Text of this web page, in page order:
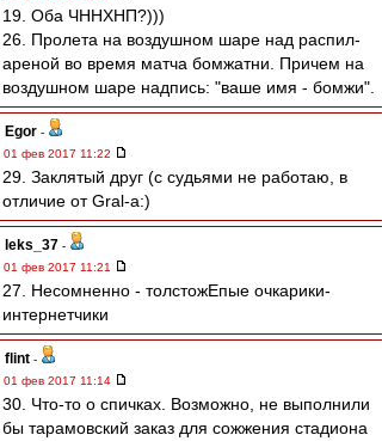
19. Оба ЧННХНП?)))
26. Пролета на воздушном шаре над распил-
ареной во время матча бомжатни. Причем на
воздушном шаре надпись: "ваше имя - бомжи".
Egor -
01 фев 2017 11:22
29. Заклятый друг (с судьями не работаю, в
отличие от Gral-a:)
leks_37 -
01 фев 2017 11:21
27. Несомненно - толстожЕпые очкарики-
интернетчики
flint -
01 фев 2017 11:14
30. Что-то о спичках. Возможно, не выполнили
бы тарамовский заказ для сожжения стадиона